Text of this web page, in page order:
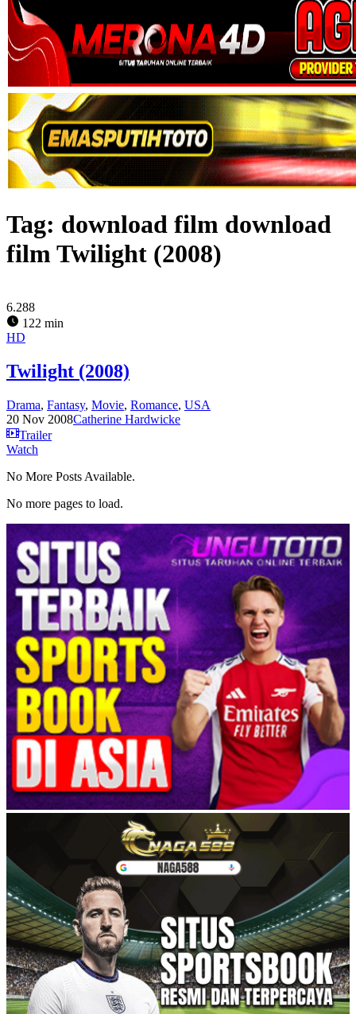
Tag: download film download
film Twilight (2008)
6.288
122 min
HD
Twilight (2008)
Drama, Fantasy, Movie, Romance, USA
20 Nov 2008Catherine Hardwicke
Trailer
Watch
No More Posts Available.
No more pages to load.